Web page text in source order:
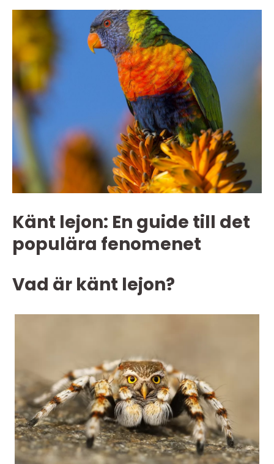
Känt lejon: En guide till det
populära fenomenet
Vad är känt lejon?